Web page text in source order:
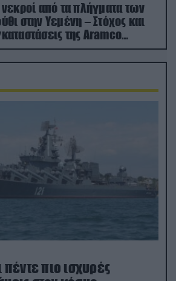
νεκροί από τα πλήγματα των
στην Υεμένη – Στόχος και
της Aramco
πέντε πιο ισχυρές